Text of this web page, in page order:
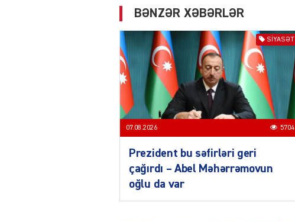
BƏNZƏR XƏBƏRLƏR
SIYASƏT
07.08.2026 5704
Prezident bu səfirləri geri
çağırdı – Abel Məhərrəmovun
oğlu da var